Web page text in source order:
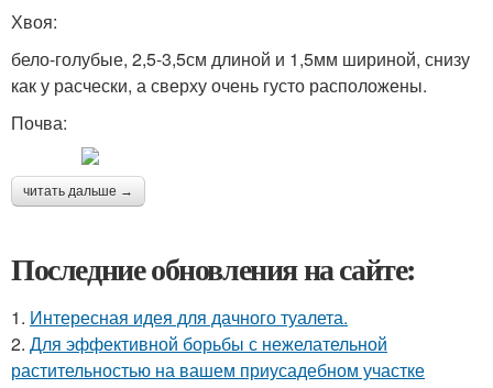
Хвоя:
бело-голубые, 2,5-3,5см длиной и 1,5мм шириной, снизу
как у расчески, а сверху очень густо расположены.
Почва:
читать дальше →
Последние обновления на сайте:
1. Интересная идея для дачного туалета.
2. Для эффективной борьбы с нежелательной
растительностью на вашем приусадебном участке